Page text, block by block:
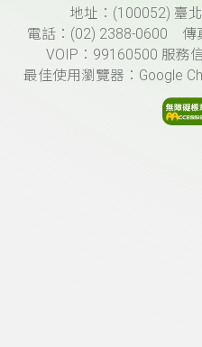
頁尾資訊地址：(100052) 臺
電話：(02) 2388-0600 傳
VOIP：99160500 服務
最佳使用瀏覽器：Google